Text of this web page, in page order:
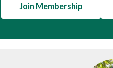
Join Membership